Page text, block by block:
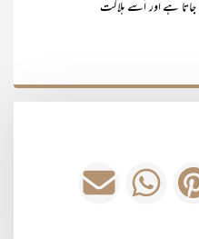
ہے اور اُسے ہلاکت